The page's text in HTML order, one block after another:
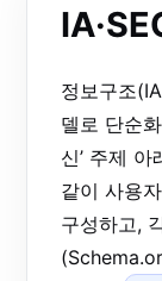
정보구조
델로 단순
신’ 주제 아
같이 사용
구성하고,